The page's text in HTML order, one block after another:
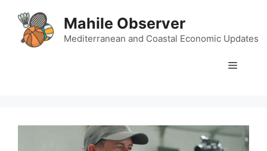
content
Mahile Observer
Mediterranean and Coastal Economic Updates
Menu